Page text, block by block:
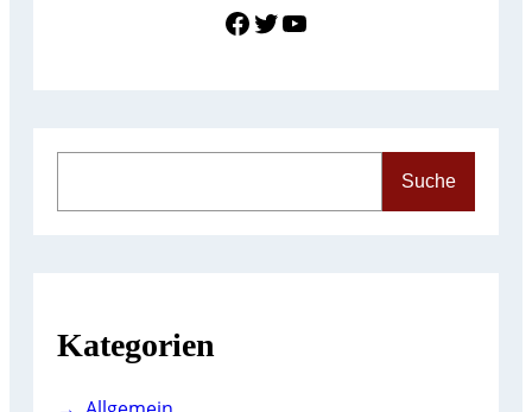
Link zu Facebook Twitter YouTube
Suche
Kategorien